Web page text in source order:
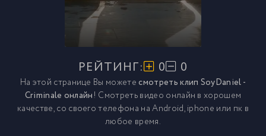
РЕЙТИНГ: 0 0
На этой странице Вы можетесмотреть клип SoyDaniel -
Criminale онлайн! Смотреть видео онлайн в хорошем
качестве, со своего телефона на Android, iphone или пк в
любое время.